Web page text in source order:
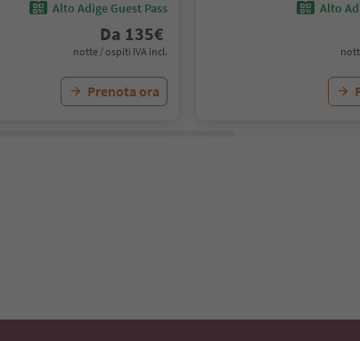
Alto Adige Guest Pass
Da 135€
notte / ospiti IVA incl.
Prenota ora
Alto